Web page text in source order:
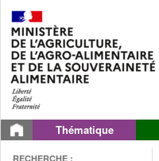
Thématique
RECHERCHE :